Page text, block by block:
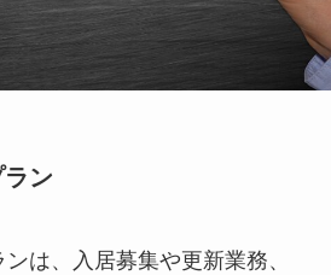
ン
は、入居募集や更新業務、